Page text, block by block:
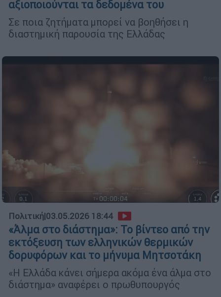
αξιοποιούνται τα δεδομένα του
Σε ποια ζητήματα μπορεί να βοηθήσει η
διαστημική παρουσία της Ελλάδας
Πολιτική|03.05.2026 18:44
«Άλμα στο διάστημα»: Το βίντεο από την
εκτόξευση των ελληνικών θερμικών
δορυφόρων και το μήνυμα Μητσοτάκη
«Η Ελλάδα κάνει σήμερα ακόμα ένα άλμα στο
διάστημα» αναφέρει ο πρωθυπουργός